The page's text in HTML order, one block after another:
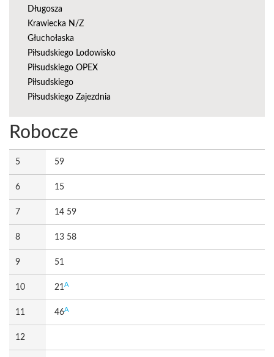
Długosza
Krawiecka N/Z
Głuchołaska
Piłsudskiego Lodowisko
Piłsudskiego OPEX
Piłsudskiego
Piłsudskiego Zajezdnia
Robocze
5 59
6 15
7 14 59
8 13 58
9 51
10 21A
11 46A
12